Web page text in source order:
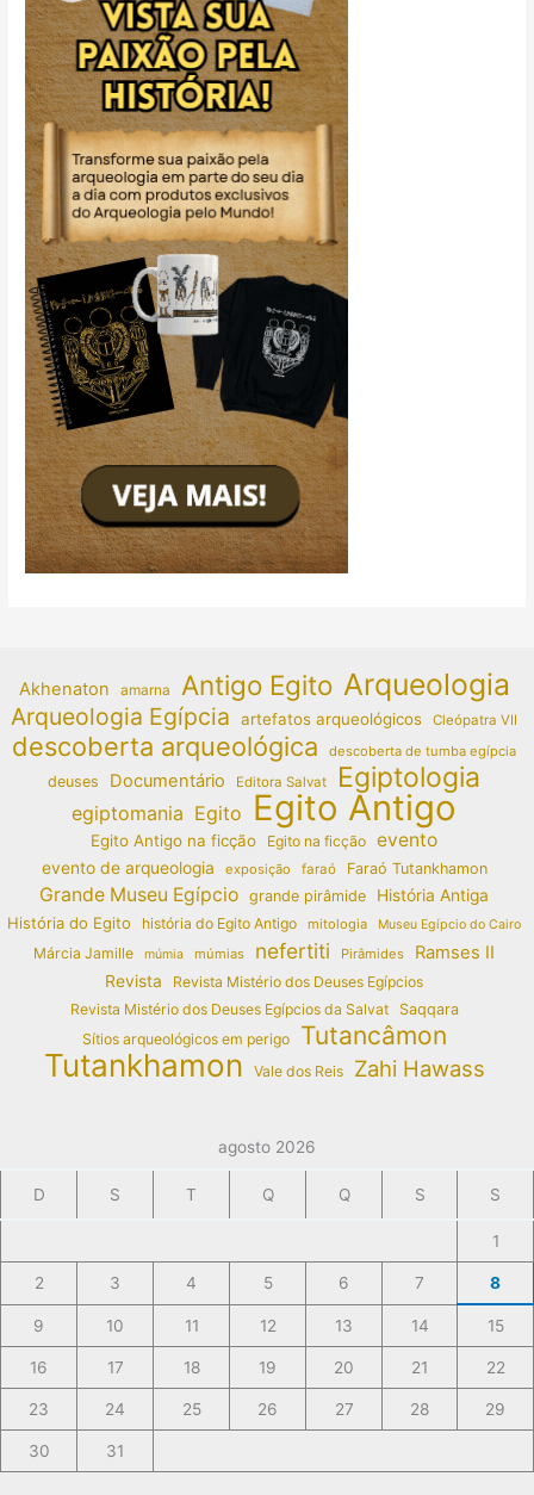
Akhenaton amarna Antigo Egito Arqueologia
Arqueologia Egípcia artefatos arqueológicos Cleópatra VII
descoberta arqueológica descoberta de tumba egípcia
deuses Documentário Editora Salvat Egiptologia
egiptomania Egito Egito Antigo
Egito Antigo na ficção Egito na ficção evento
evento de arqueologia exposição faraó Faraó Tutankhamon
Grande Museu Egípcio grande pirâmide
História Antiga
História do Egito
história do Egito Antigo mitologia Museu Egípcio do Cairo
Márcia Jamille múmia múmias nefertiti Pirâmides Ramses II
Revista
Revista Mistério dos Deuses Egípcios
Revista Mistério dos Deuses Egípcios da Salvat
Saqqara
Sítios arqueológicos em perigo
Tutancâmon
Tutankhamon Vale dos Reis Zahi Hawass
agosto 2026
D S T Q Q S S
1
2 3 4 5 6 7 8
9 10 11 12 13 14 15
16 17 18 19 20 21 22
23 24 25 26 27 28 29
30 31